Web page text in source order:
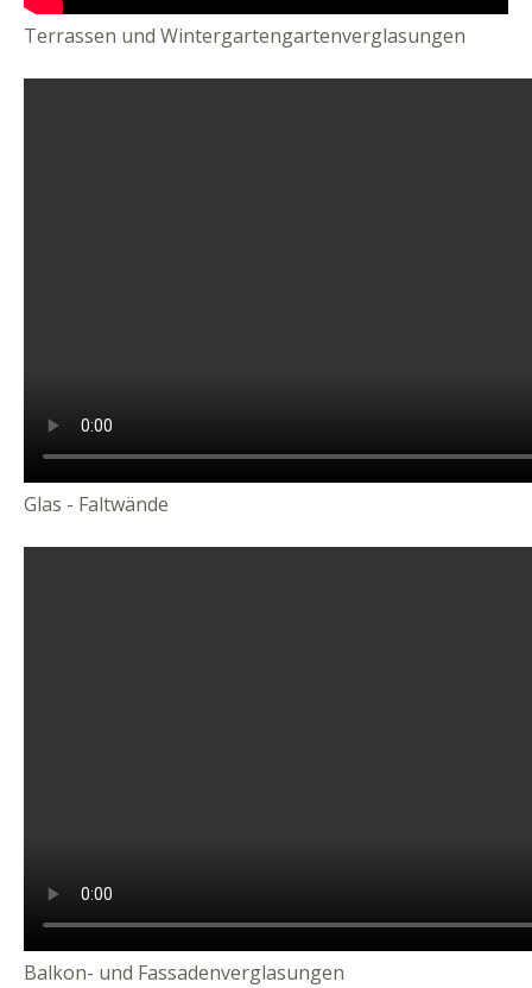
Terrassen und Wintergartengartenverglasungen
Glas - Faltwände
Balkon- und Fassadenverglasungen